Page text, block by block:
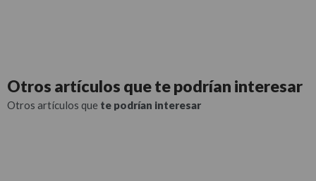
Otros artículos quete podrían interesar
Otros artículos que te podrían interesar